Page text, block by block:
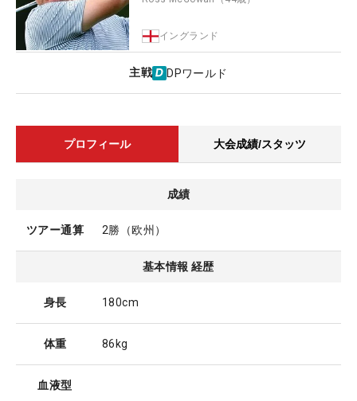
イングランド
主戦 DPワールド
プロフィール 大会成績/スタッツ
成績
ツアー通算 2勝（欧州）
基本情報 経歴
身長 180cm
体重 86kg
血液型